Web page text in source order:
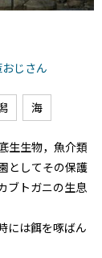
じさん
海
生生物，魚介類
としてその保護
ブトガニの生息
には餌を啄ばん